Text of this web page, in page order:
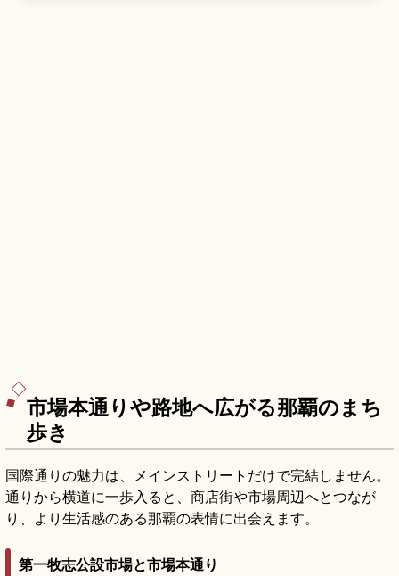
市場本通りや路地へ広がる那覇のまち
歩き
国際通りの魅力は、メインストリートだけで完結しません。
通りから横道に一歩入ると、商店街や市場周辺へとつなが
り、より生活感のある那覇の表情に出会えます。
第一牧志公設市場と市場本通り